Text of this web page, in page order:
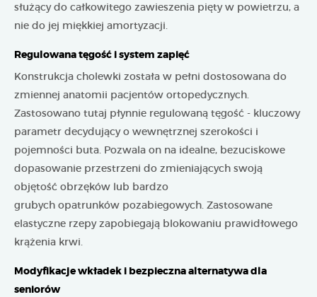
służący do całkowitego zawieszenia pięty w powietrzu, a
nie do jej miękkiej amortyzacji.
Regulowana tęgość i system zapięć
Konstrukcja cholewki została w pełni dostosowana do
zmiennej anatomii pacjentów ortopedycznych.
Zastosowano tutaj płynnie regulowaną tęgość - kluczowy
parametr decydujący o wewnętrznej szerokości i
pojemności buta. Pozwala on na idealne, bezuciskowe
dopasowanie przestrzeni do zmieniających swoją
objętość obrzęków lub bardzo
grubych opatrunków pozabiegowych. Zastosowane
elastyczne rzepy zapobiegają blokowaniu prawidłowego
krążenia krwi.
Modyfikacje wkładek i bezpieczna alternatywa dla
seniorów